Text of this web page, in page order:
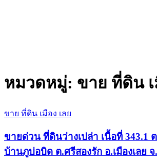
หมวดหมู่: ขาย ที่ดิน เ
ขาย ที่ดิน เมือง เลย
ขายด่วน ที่ดินว่างเปล่า เนื้อที่ 343.1
บ้านภูบ่อบิด ต.ศรีสองรัก อ.เมืองเลย จ